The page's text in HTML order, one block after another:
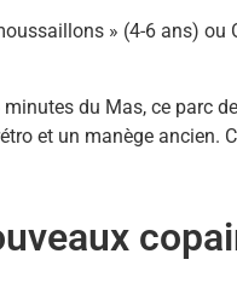
» (4-6 ans) ou
minutes du Mas, ce parc
et un manège ancien.